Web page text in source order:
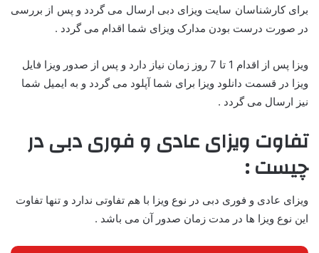
برای کارشناسان سایت ویزای دبی ارسال می گردد و پس از بررسی
در صورت درست بودن مدارک ویزای شما اقدام می گردد .
ویزا پس از اقدام 1 تا 7 روز زمان نیاز دارد و پس از صدور ویزا فایل
ویزا در قسمت دانلود ویزا برای شما آپلود می گردد و به ایمیل شما
نیز ارسال می گردد .
تفاوت ویزای عادی و فوری دبی در
چیست :
ویزای عادی و فوری دبی در نوع ویزا با هم تفاوتی ندارد و تنها تفاوت
این نوع ویزا ها در مدت زمان صدور آن می باشد .